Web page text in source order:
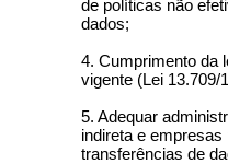
de políticas não
dados;
4. Cumprimento da
vigente (Lei 13.709/
5. Adequar
indireta e empresas
transferências de